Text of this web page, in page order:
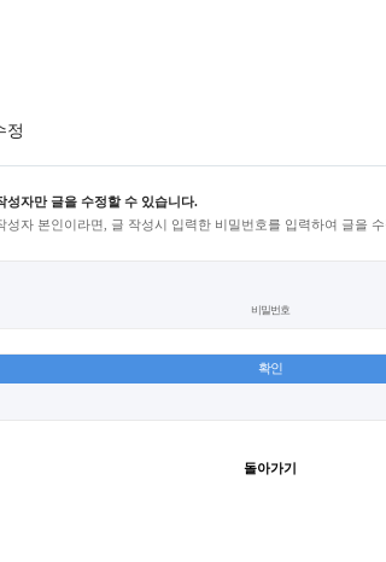
정
성자만 글을 수정할 수 있습니다.
성자 본인이라면, 글 작성시 입력한 비밀번호를 입력하여 글을 수
비밀번호
돌아가기